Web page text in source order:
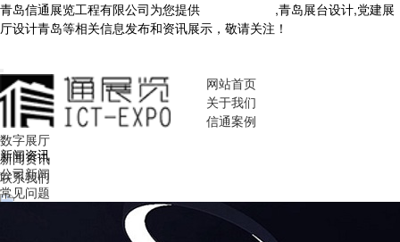
青岛信通展览工程有限公司为您提供
,青岛展台设计,党建展
厅设计青岛等相关信息发布和资讯展示，敬请关注！
网站首页
关于我们
信通案例
数字展厅
新闻资讯
联系我们
新闻资讯
公司新闻
常见问题